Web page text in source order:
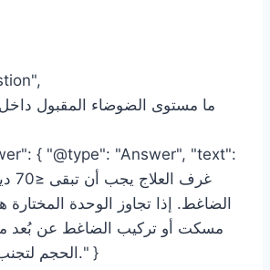
{ "@type": "Answer", "text":
الضاغط. إذا تجاوز الوحدة
مسكت أو تركيب الضاغط عن بُعد
الحجم لتجنب انخفاض الضغط." }